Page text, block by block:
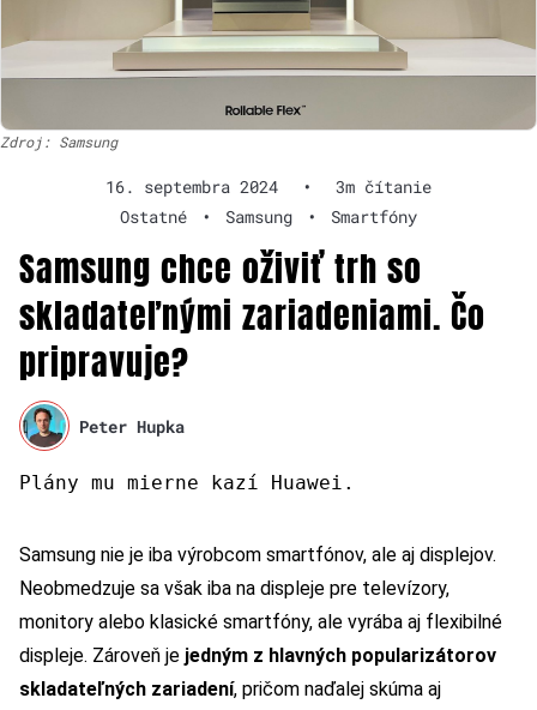
Zdroj: Samsung
16. septembra 2024 •
3m čítanie
Ostatné
• Samsung • Smartfóny
Samsung chce oživiť trh so
skladateľnými zariadeniami. Čo
pripravuje?
Peter Hupka
Plány mu mierne kazí Huawei.
Samsung nie je iba výrobcom smartfónov, ale aj displejov.
Neobmedzuje sa však iba na displeje pre televízory,
monitory alebo klasické smartfóny, ale vyrába aj flexibilné
displeje. Zároveň je jedným z hlavných popularizátorov
skladateľných zariadení, pričom naďalej skúma aj